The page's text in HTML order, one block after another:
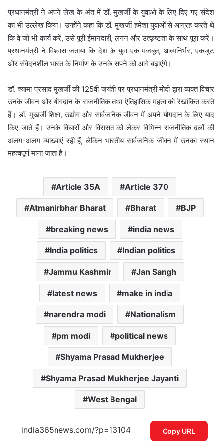
प्रधानमंत्री ने अपने लेख के अंत में डॉ. मुखर्जी के युवाओं के लिए दिए गए संदेश
का भी उल्लेख किया। उन्होंने कहा कि डॉ. मुखर्जी हमेशा युवाओं से आग्रह करते थे
कि वे जो भी कार्य करें, उसे पूरी ईमानदारी, लगन और उत्कृष्टता के साथ पूरा करें।
प्रधानमंत्री ने विश्वास जताया कि देश के युवा एक मजबूत, आत्मनिर्भर, एकजुट
और संवेदनशील भारत के निर्माण के उनके सपने को आगे बढ़ाएंगे।
डॉ. श्यामा प्रसाद मुखर्जी की 125वीं जयंती पर प्रधानमंत्री मोदी द्वारा व्यक्त विचार
उनके जीवन और योगदान के राजनीतिक तथा ऐतिहासिक महत्व को रेखांकित करते
हैं। डॉ. मुखर्जी शिक्षा, उद्योग और सार्वजनिक जीवन में अपने योगदान के लिए याद
किए जाते हैं। उनके विचारों और विरासत को लेकर विभिन्न राजनीतिक दलों की
अलग-अलग व्याख्याएं रही हैं, लेकिन भारतीय सार्वजनिक जीवन में उनका स्थान
महत्वपूर्ण माना जाता है।
Article 35A Article 370
Atmanirbhar Bharat Bharat BJP
breaking news india news
India politics Indian politics
Jammu Kashmir Jan Sangh
latest news make in india
narendra modi Nationalism
pm modi political news
Shyama Prasad Mukherjee
Shyama Prasad Mukherjee Jayanti
West Bengal
Copy URL